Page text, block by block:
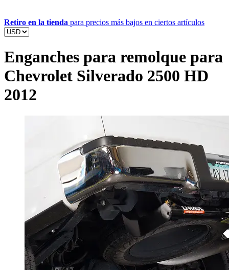
Retiro en la tienda para precios más bajos en ciertos artículos
Enganches para remolque para
Chevrolet Silverado 2500 HD
2012